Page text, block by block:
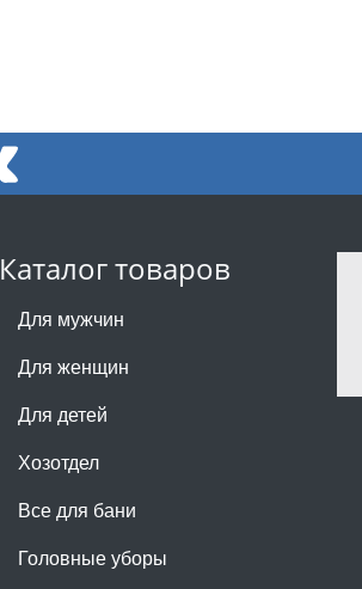
Каталог товаров
Для мужчин
Для женщин
Для детей
Хозотдел
Все для бани
Головные уборы